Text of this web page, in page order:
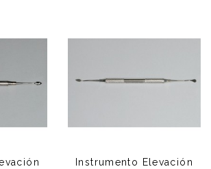
Instrumento Elevación